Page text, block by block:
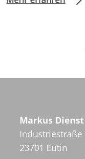
Markus
Industriestraße
23701 Eutin